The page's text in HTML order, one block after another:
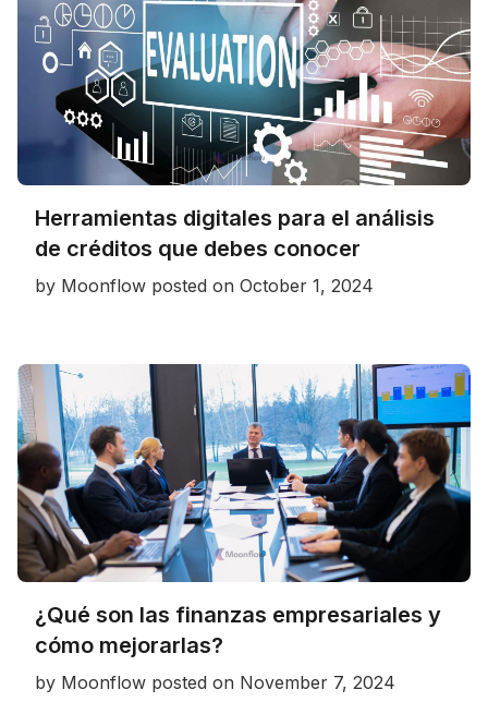
Herramientas digitales para el análisis
de créditos que debes conocer
by Moonflow posted on October 1, 2024
¿Qué son las finanzas empresariales y
cómo mejorarlas?
by Moonflow posted on November 7, 2024